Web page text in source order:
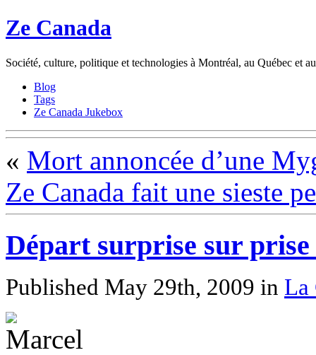
Ze Canada
Société, culture, politique et technologies à Montréal, au Québec et
Blog
Tags
Ze Canada Jukebox
« Mort annoncée d’une
Ze Canada fait une sieste
Départ surprise sur
Published May 29th, 2009 in La